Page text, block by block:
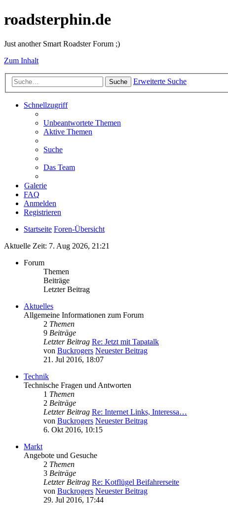
roadsterphin.de
Just another Smart Roadster Forum ;)
Zum Inhalt
Suche Erweiterte Suche
Schnellzugriff
Unbeantwortete Themen
Aktive Themen
Suche
Das Team
Galerie
FAQ
Anmelden
Registrieren
Startseite Foren-Übersicht
Aktuelle Zeit: 7. Aug 2026, 21:21
Forum
Themen
Beiträge
Letzter Beitrag
Aktuelles
Allgemeine Informationen zum Forum
2 Themen
9 Beiträge
Letzter Beitrag Re: Jetzt mit Tapatalk
von Buckrogers Neuester Beitrag
21. Jul 2016, 18:07
Technik
Technische Fragen und Antworten
1 Themen
2 Beiträge
Letzter Beitrag Re: Internet Links, Interessa…
von Buckrogers Neuester Beitrag
6. Okt 2016, 10:15
Markt
Angebote und Gesuche
2 Themen
3 Beiträge
Letzter Beitrag Re: Kotflügel Beifahrerseite
von Buckrogers Neuester Beitrag
29. Jul 2016, 17:44